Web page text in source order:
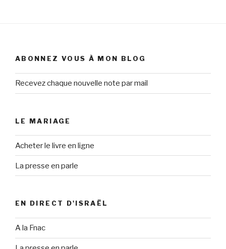
ABONNEZ VOUS À MON BLOG
Recevez chaque nouvelle note par mail
LE MARIAGE
Acheter le livre en ligne
La presse en parle
EN DIRECT D'ISRAËL
A la Fnac